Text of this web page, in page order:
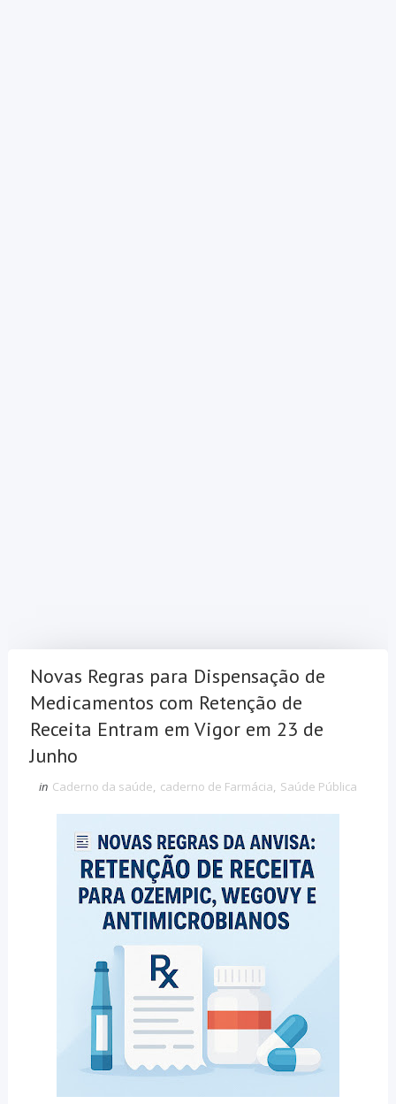
Novas Regras para Dispensação de
Medicamentos com Retenção de
Receita Entram em Vigor em 23 de
Junho
in Caderno da saúde, caderno de Farmácia, Saúde Pública